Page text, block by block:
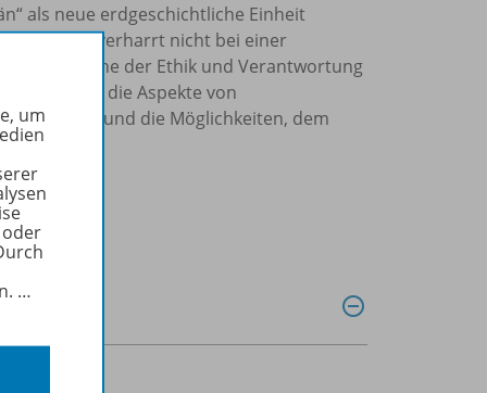
als neue erdgeschichtliche Einheit
Konzept verharrt nicht bei einer
Metaebene der Ethik und Verantwortung
Debatte, die Aspekte von
und die Möglichkeiten, dem
um
…